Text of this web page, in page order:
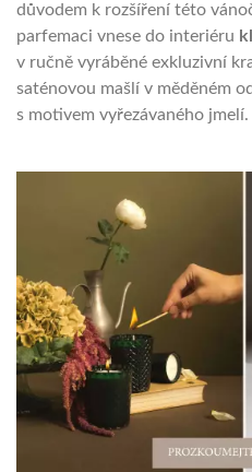
důvodem k rozšíření této
parfemaci vnese do interiéru
v ručně vyráběné exkluzivní
saténovou mašlí v měděném
s motivem vyřezávaného